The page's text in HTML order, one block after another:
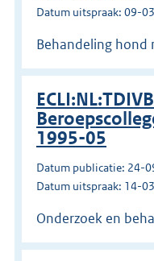
Datum uitspraak: 09-
Behandeling hond
1995-05
Datum publicatie: 24-
Datum uitspraak: 14-
Onderzoek en